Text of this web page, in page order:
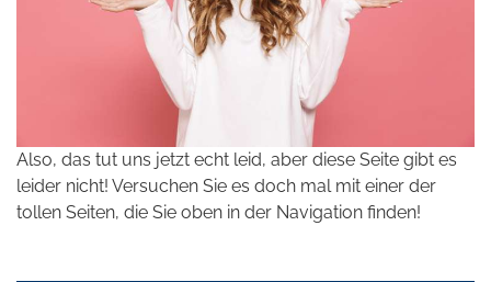
Also, das tut uns jetzt echt leid, aber diese Seite gibt es
leider nicht! Versuchen Sie es doch mal mit einer der
tollen Seiten, die Sie oben in der Navigation finden!